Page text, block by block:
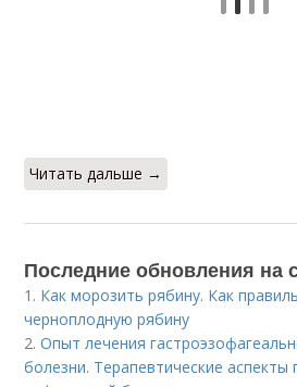
Читать дальше →
Последние обновления на
1. Как морозить рябину. Как
черноплодную рябину
2.Опыт лечения
болезни. Терапевтические аспекты